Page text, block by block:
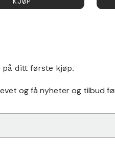
på ditt første kjøp.
og få nyheter og tilbud